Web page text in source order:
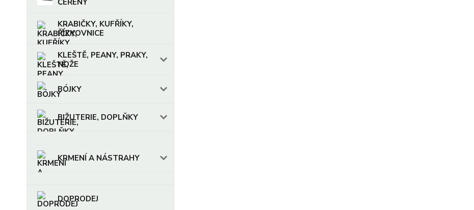
ČEŘENY
KRABIČKY, KUFŘÍKY,
ŘÍZKOVNICE
KLEŠTĚ, PEANY, PRAKY,
NOŽE
BÓJKY
BIŽUTERIE, DOPLŇKY
KRMENÍ A NÁSTRAHY
DOPRODEJ